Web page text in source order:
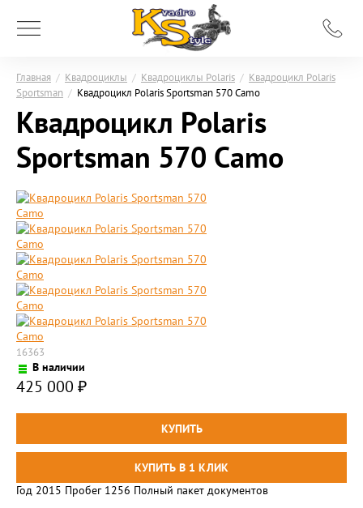
Главная / Квадроциклы / Квадроциклы Polaris / Квадроцикл Polaris
Sportsman / Квадроцикл Polaris Sportsman 570 Camo
Квадроцикл Polaris
Sportsman 570 Camo
16363
В наличии
425 000 ₽
Год 2015 Пробег 1256 Полный пакет документов